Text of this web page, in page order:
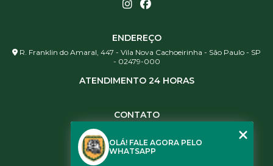
ENDEREÇO
R. Franklin do Amaral, 447 - Vila Nova Cachoeirinha - São Paulo - SP
- 02479-000
ATENDIMENTO 24 HORAS
CONTATO
(11) 3461-5871
OLÁ! FALE AGORA PELO
WHATSAPP